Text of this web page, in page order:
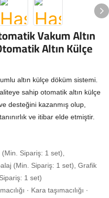
Vakum Altın
Altın Külçe
altın külçe döküm sistemi.
sahip otomatik altın külçe
desteğini kazanmış olup,
ve itibar elde etmiştir.
Sipariş: 1 set),
(Min. Sipariş: 1 set), Grafik
1 set)
· Kara taşımacılığı ·